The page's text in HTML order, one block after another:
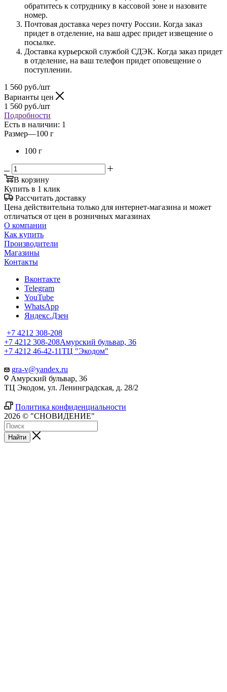
обратитесь к сотруднику в кассовой зоне и назовите
номер.
Почтовая доставка через почту России. Когда заказ
придет в отделение, на ваш адрес придет извещение о
посылке.
Доставка курьерской службой СДЭК. Когда заказ придет
в отделение, на ваш телефон придет оповещение о
поступлении.
1 560 руб./шт
Варианты цен
1 560 руб./шт
Подробности
Есть в наличии: 1
Размер—100 г
100 г
В корзину
Купить в 1 клик
Рассчитать доставку
Цена действительна только для интернет-магазина и может
отличаться от цен в розничных магазинах
О компании
Как купить
Производители
Магазины
Контакты
Вконтакте
Telegram
YouTube
WhatsApp
Яндекс.Дзен
+7 4212 308-208
+7 4212 308-208Амурский бульвар, 36
+7 4212 46-42-11ТЦ "Экодом"
gra-v@yandex.ru
Амурский бульвар, 36
ТЦ Экодом, ул. Ленинградская, д. 28/2
Политика конфиденциальности
2026 © "СНОВИДЕНИЕ"
Найти